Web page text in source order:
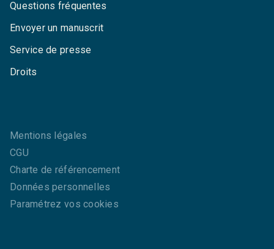
Questions fréquentes
Envoyer un manuscrit
Service de presse
Droits
Mentions légales
CGU
Charte de référencement
Données personnelles
Paramétrez vos cookies